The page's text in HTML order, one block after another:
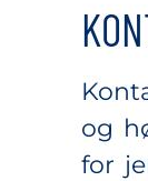
og
for